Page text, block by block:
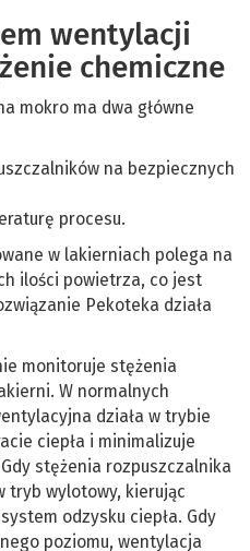
wentylacji
chemiczne
mokro ma dwa główne
na bezpiecznych
procesu.
w lakierniach polega na
ilości powietrza, co jest
Pekoteka działa
monitoruje stężenia
W normalnych
działa w trybie
ciepła i minimalizuje
stężenia rozpuszczalnika
tryb wylotowy, kierując
odzysku ciepła. Gdy
poziomu, wentylacja